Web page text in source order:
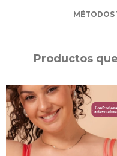
MÉTODOS
Productos